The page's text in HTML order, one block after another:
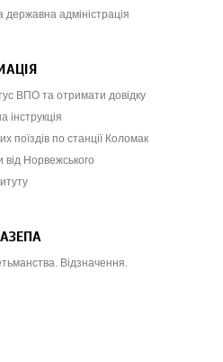
державна адміністрація
ВПО та отримати довідку
інструкція
поїздів по станції Коломак
від Норвежського
Відзначення.